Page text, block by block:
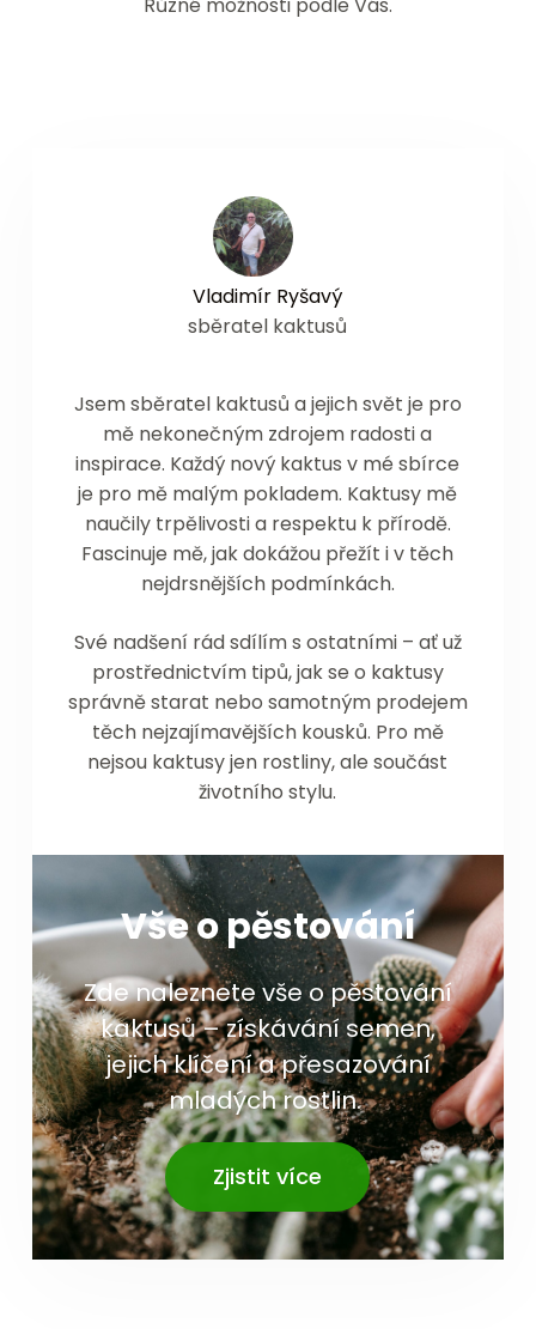
Vladimír Ryšavý
sběratel kaktusů
Jsem sběratel kaktusů a jejich svět je pro
mě nekonečným zdrojem radosti a
inspirace. Každý nový kaktus v mé sbírce
je pro mě malým pokladem. Kaktusy mě
naučily trpělivosti a respektu k přírodě.
Fascinuje mě, jak dokážou přežít i v těch
nejdrsnějších podmínkách.
Své nadšení rád sdílím s ostatními – ať už
prostřednictvím tipů, jak se o kaktusy
správně starat nebo samotným prodejem
těch nejzajímavějších kousků. Pro mě
nejsou kaktusy jen rostliny, ale součást
životního stylu.
Vše o pěstování
Zde naleznete vše o pěstování
kaktusů – získávání semen,
jejich klíčení a přesazování
mladých rostlin.
Zjistit více